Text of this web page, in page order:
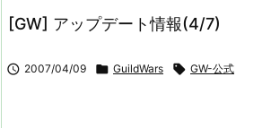
[GW] アップデート情報(4/7)
 2007/04/09  GuildWars  GW-公式